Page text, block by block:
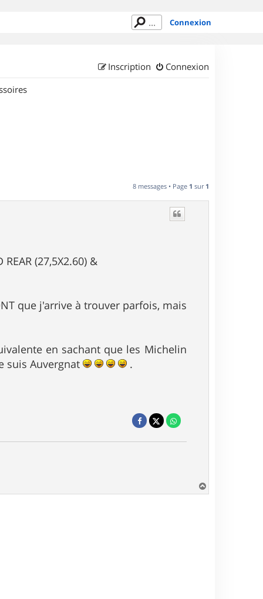
Connexion
Connexion
Inscription
8 messages • Page 1 sur 1
(27,5X2.60) &
que j'arrive à trouver parfois, mais
en sachant que les Michelin
suis Auvergnat .
a